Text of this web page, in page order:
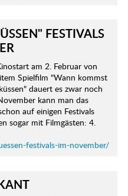
FESTIVALS
am 2. Februar von
Spielfilm "Wann kommst
dauert es zwar noch
kann man das
auf einigen Festivals
sogar mit Filmgästen: 4.
festivals-im-november/